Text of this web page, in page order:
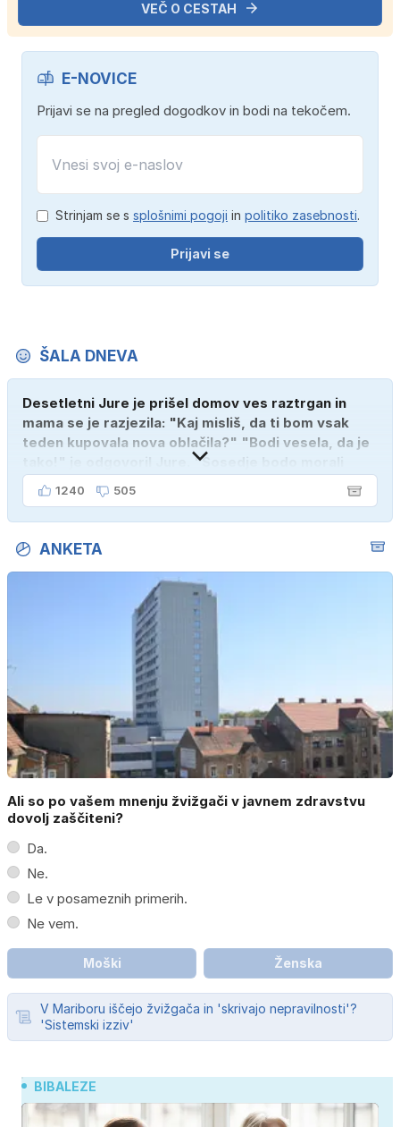
VEČ O CESTAH
E-NOVICE
Prijavi se na pregled dogodkov in bodi na tekočem.
Strinjam se s splošnimi pogoji in politiko zasebnosti.
Prijavi se
ŠALA DNEVA
Desetletni Jure je prišel domov ves raztrgan in
mama se je razjezila: "Kaj misliš, da ti bom vsak
teden kupovala nova oblačila?" "Bodi vesela, da je
tako!" je odgovoril Jure. "Sosedje bodo morali
kupiti novega sina, tako sem ga prebutal!"
1240 505
ANKETA
Ali so po vašem mnenju žvižgači v javnem zdravstvu
dovolj zaščiteni?
Da.
Ne.
Le v posameznih primerih.
Ne vem.
Moški Ženska
V Mariboru iščejo žvižgača in 'skrivajo nepravilnosti'?
'Sistemski izziv'
BIBALEZE